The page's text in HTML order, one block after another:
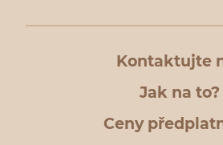
Kontaktujte
Jak na to?
Ceny